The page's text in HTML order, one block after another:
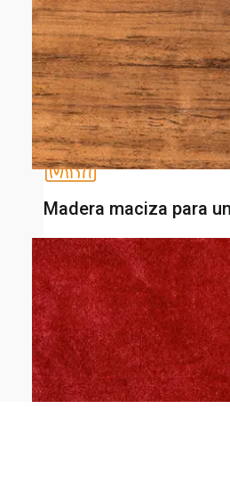
Madera maciza para